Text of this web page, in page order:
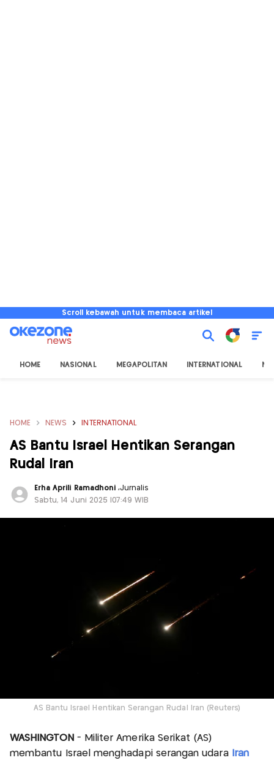
Scroll kebawah untuk membaca artikel
HOME NASIONAL MEGAPOLITAN INTERNATIONAL
HOME NEWS INTERNATIONAL
AS Bantu Israel Hentikan Serangan
Rudal Iran
Erha Aprili Ramadhoni,Jurnalis
Sabtu, 14 Juni 2025 |07:49 WIB
AS Bantu Israel Hentikan Serangan Rudal Iran (Reuters)
WASHINGTON - Militer Amerika Serikat (AS)
membantu Israel menghadapi serangan udara
Iran